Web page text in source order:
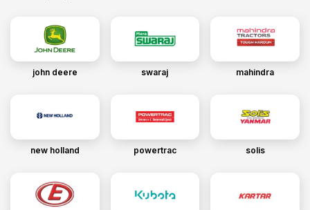
john deere swaraj mahindra
new holland powertrac solis